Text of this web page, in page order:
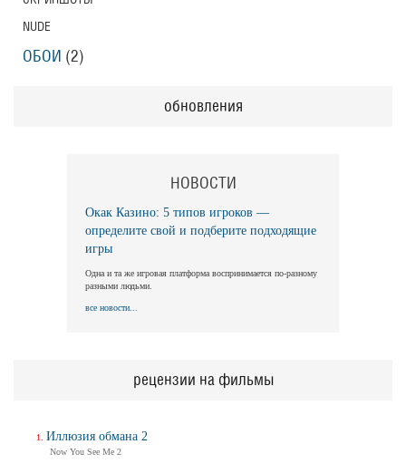
NUDE
ОБОИ (2)
обновления
НОВОСТИ
Окак Казино: 5 типов игроков —
определите свой и подберите подходящие
игры
Одна и та же игровая платформа воспринимается по-разному
разными людьми.
все новости...
рецензии на фильмы
Иллюзия обмана 2
Now You See Me 2